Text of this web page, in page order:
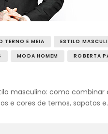
TERNO E MEIA ESTILO
MODA HOMEM ROBERTA
masculino: como
e cores de ternos, sapatos